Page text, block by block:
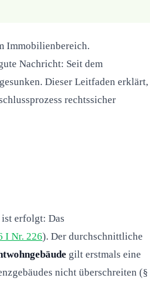
Immobilienbereich.
Nachricht: Seit dem
Dieser Leitfaden erklärt,
rechtssicher
erfolgt: Das
I Nr. 226). Der durchschnittliche
gilt erstmals eine
nicht überschreiten (§